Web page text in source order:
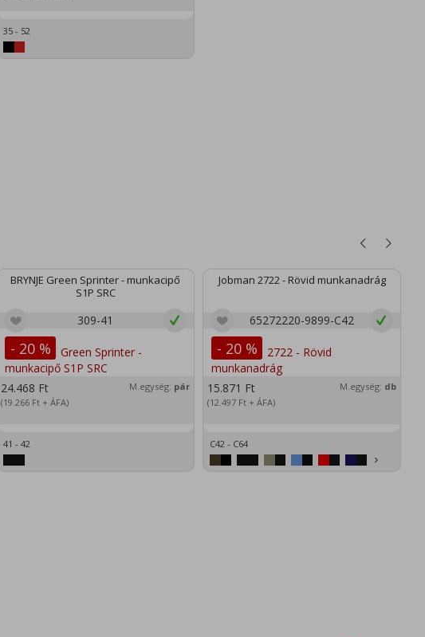
35 - 52
BRYNJE Green Sprinter - munkacipő
S1P SRC
309-41
- 20 %
24.468 Ft
(19.266 Ft + ÁFA)
M.egység: pár
41 - 42
Jobman 2722 - Rövid munkanadrág
65272220-9899-C42
- 20 %
15.871 Ft
(12.497 Ft + ÁFA)
M.egység: db
C42 - C64